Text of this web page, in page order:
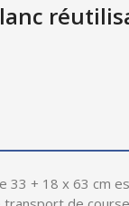
33 + 18 x 63 cm